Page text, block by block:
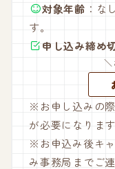
対象年齢 ：な
す。
申し込み締め
※お申し込みの
が必要になります
※お申込み後キ
み事務局までご